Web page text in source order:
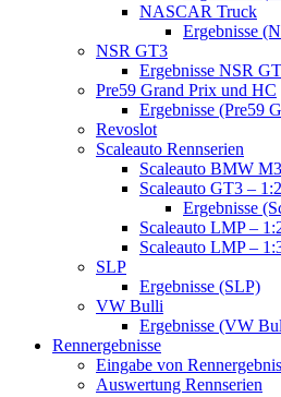
NASCAR Truck
Ergebnisse
NSR GT3
Ergebnisse NSR
Pre59 Grand Prix und HC
Ergebnisse (Pre59
Revoslot
Scaleauto Rennserien
Scaleauto BMW
Scaleauto GT3 –
Ergebnisse
Scaleauto LMP –
Scaleauto LMP –
SLP
Ergebnisse (SLP)
VW Bulli
Ergebnisse (VW
Rennergebnisse
Eingabe von
Auswertung Rennserien